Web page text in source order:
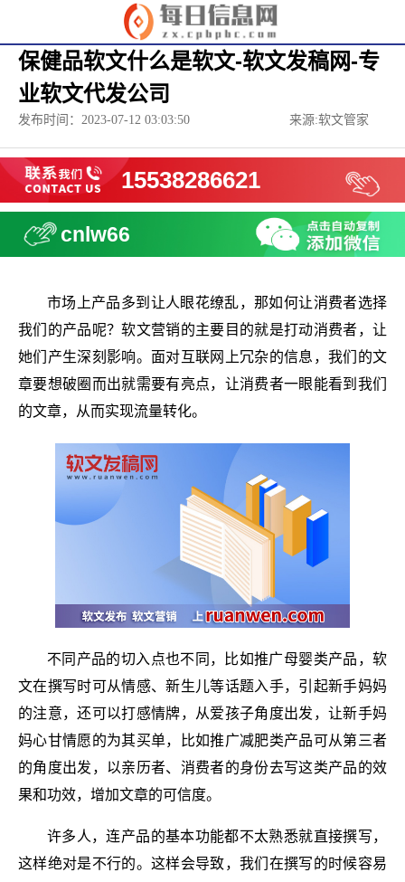
保健品软文什么是软文-软文发稿网-专
业软文代发公司
发布时间：2023-07-12 03:03:50 来源:软文管家
15538286621
cnlw66
市场上产品多到让人眼花缭乱，那如何让消费者选择
我们的产品呢？软文营销的主要目的就是打动消费者，让
她们产生深刻影响。面对互联网上冗杂的信息，我们的文
章要想破圈而出就需要有亮点，让消费者一眼能看到我们
的文章，从而实现流量转化。
不同产品的切入点也不同，比如推广母婴类产品，软
文在撰写时可从情感、新生儿等话题入手，引起新手妈妈
的注意，还可以打感情牌，从爱孩子角度出发，让新手妈
妈心甘情愿的为其买单，比如推广减肥类产品可从第三者
的角度出发，以亲历者、消费者的身份去写这类产品的效
果和功效，增加文章的可信度。
许多人，连产品的基本功能都不太熟悉就直接撰写，
这样绝对是不行的。这样会导致，我们在撰写的时候容易